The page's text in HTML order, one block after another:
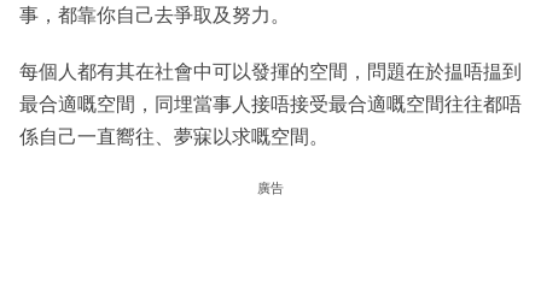
事，都靠你自己去爭取及努力。
每個人都有其在社會中可以發揮的空間，問題在於揾唔揾到
最合適嘅空間，同埋當事人接唔接受最合適嘅空間往往都唔
係自己一直嚮往、夢寐以求嘅空間。
廣告